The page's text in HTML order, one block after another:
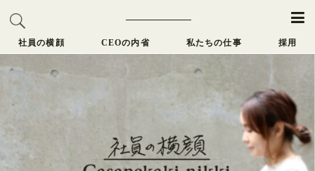
社員の横顔 CEOの内省 私たちの仕事 採用